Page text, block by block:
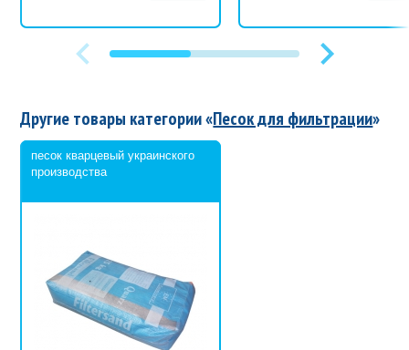
Другие товары категории «Песок для фильтрации»
песок кварцевый украинского
производства